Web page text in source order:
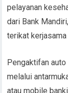
pelayanan
dari Bank
terikat
Pengaktifan
melalui
atau mobile